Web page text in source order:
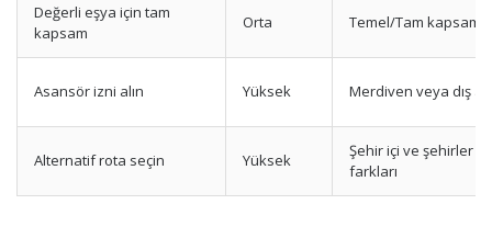
Değerli eşya için tam
kapsam
Orta Temel/Tam kapsam
Asansör izni alın Yüksek Merdiven veya dış
Alternatif rota seçin Yüksek
Şehir içi ve şehirler
farkları